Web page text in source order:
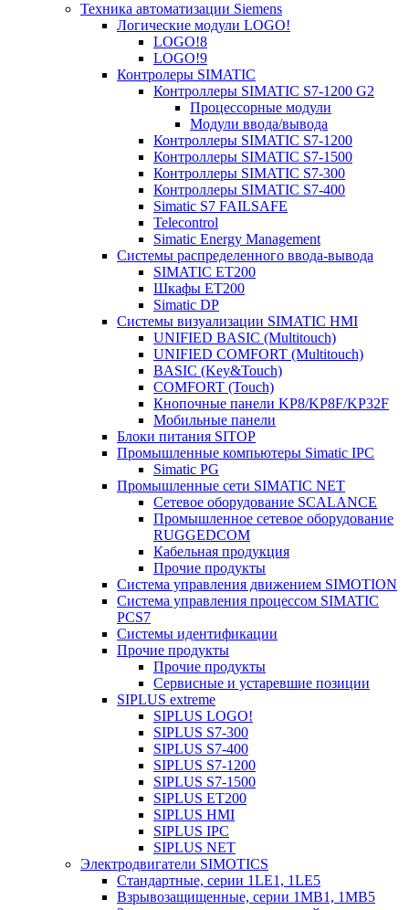
Техника автоматизации Siemens
Логические модули LOGO!
LOGO!8
LOGO!9
Контролеры SIMATIC
Контроллеры SIMATIC S7-1200 G2
Процессорные модули
Модули ввода/вывода
Контроллеры SIMATIC S7-1200
Контроллеры SIMATIC S7-1500
Контроллеры SIMATIC S7-300
Контроллеры SIMATIC S7-400
Simatic S7 FAILSAFE
Telecontrol
Simatic Energy Management
Системы распределенного ввода-вывода
SIMATIC ET200
Шкафы ET200
Simatic DP
Системы визуализации SIMATIC HMI
UNIFIED BASIC (Multitouch)
UNIFIED COMFORT (Multitouch)
BASIC (Key&Touch)
COMFORT (Touch)
Кнопочные панели KP8/KP8F/KP32F
Мобильные панели
Блоки питания SITOP
Промышленные компьютеры Simatic IPC
Simatic PG
Промышленные сети SIMATIC NET
Сетевое оборудование SCALANCE
Промышленное сетевое оборудование
RUGGEDCOM
Кабельная продукция
Прочие продукты
Система управления движением SIMOTION
Система управления процессом SIMATIC
PCS7
Системы идентификации
Прочие продукты
Прочие продукты
Сервисные и устаревшие позиции
SIPLUS extreme
SIPLUS LOGO!
SIPLUS S7-300
SIPLUS S7-400
SIPLUS S7-1200
SIPLUS S7-1500
SIPLUS ET200
SIPLUS HMI
SIPLUS IPC
SIPLUS NET
Электродвигатели SIMOTICS
Стандартные, серии 1LE1, 1LE5
Взрывозащищенные, серии 1MB1, 1MB5